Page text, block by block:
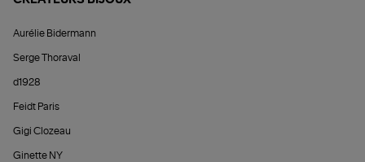
Aurélie Bidermann
Serge Thoraval
d1928
Feidt Paris
Gigi Clozeau
Ginette NY